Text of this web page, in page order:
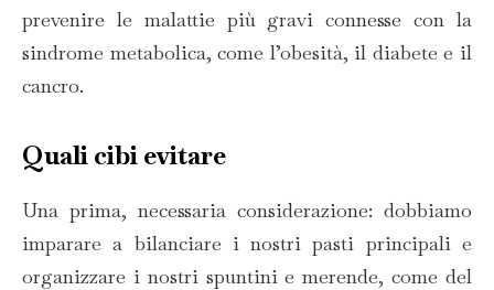
prevenire le malattie più gravi connesse con la
sindrome metabolica, come l’obesità, il diabete e il
cancro.
Quali cibi evitare
Una prima, necessaria considerazione: dobbiamo
imparare a bilanciare i nostri pasti principali e
organizzare i nostri spuntini e merende, come del